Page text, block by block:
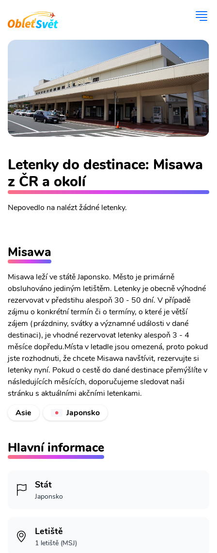
Letenky do destinace: Misawa
z ČR a okolí
Nepovedlo na nalézt žádné letenky.
Misawa
Misawa leží ve státě Japonsko. Město je primárně
obsluhováno jediným letištěm. Letenky je obecně výhodné
rezervovat v předstihu alespoň 30 - 50 dní. V případě
zájmu o konkrétní termín či o termíny, o které je větší
zájem (prázdniny, svátky a významné události v dané
destinaci), je vhodné rezervovat letenky alespoň 3 - 4
měsíce dopředu.Místa v letadle jsou omezená, proto pokud
jste rozhodnuti, že chcete Misawa navštívit, rezervujte si
letenky nyní. Pokud o cestě do dané destinace přemýšlíte v
následujících měsících, doporučujeme sledovat naši
stránku s aktuálními akčními letenkami.
Asie
Japonsko
Hlavní informace
Stát
Japonsko
Letiště
1 letiště (MSJ)